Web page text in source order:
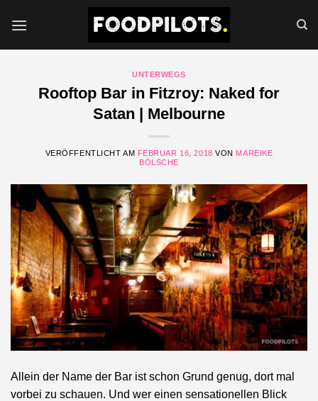
Inhalt
UNTERWEGS
Rooftop Bar in Fitzroy: Naked for
Satan | Melbourne
VERÖFFENTLICHT AM FEBRUAR 16, 2018 VON MAREIKE
BÖLSCHE
Allein der Name der Bar ist schon Grund genug, dort mal
vorbei zu schauen. Und wer einen sensationellen Blick